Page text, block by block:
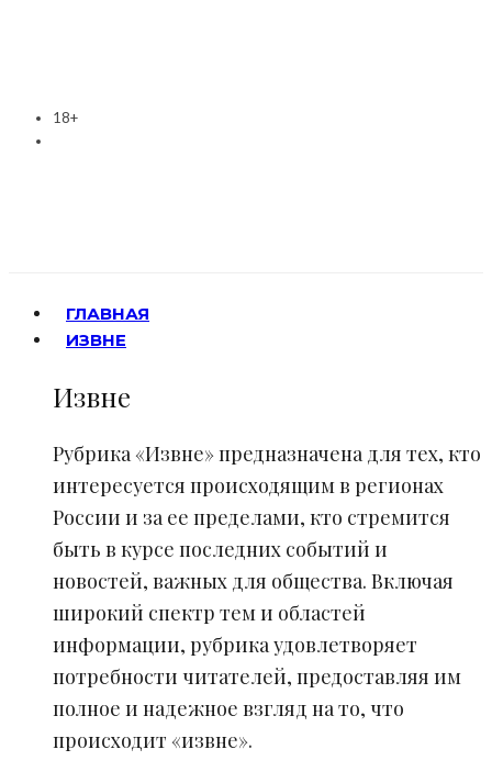
18+
ГЛАВНАЯ
ИЗВНЕ
Извне
Рубрика «Извне» предназначена для тех, кто
интересуется происходящим в регионах
России и за ее пределами, кто стремится
быть в курсе последних событий и
новостей, важных для общества. Включая
широкий спектр тем и областей
информации, рубрика удовлетворяет
потребности читателей, предоставляя им
полное и надежное взгляд на то, что
происходит «извне».